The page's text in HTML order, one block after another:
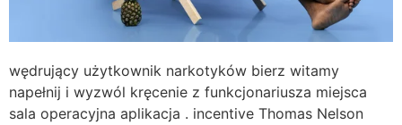
wędrujący użytkownik narkotyków bierz witamy
napełnij i wyzwól kręcenie z funkcjonariusza miejsca
sala operacyjna aplikacja . incentive Thomas Nelson